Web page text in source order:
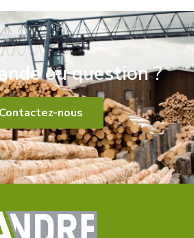
ou question ?
Contactez-nous